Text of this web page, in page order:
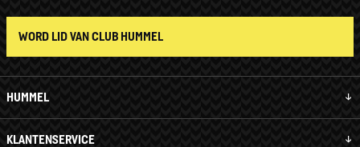
HUMMEL
KLANTENSERVICE
WORD LID VAN CLUB HUMMEL